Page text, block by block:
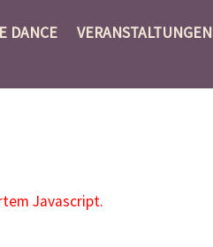
DANCE VERANSTALTUNGEN
Javascript.